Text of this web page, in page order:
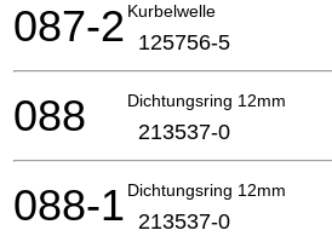
Kurbelwelle
087-2 125756-5
Dichtungsring 12mm
088 213537-0
Dichtungsring 12mm
088-1 213537-0